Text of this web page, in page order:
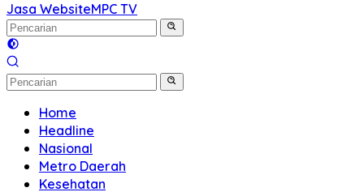
Jasa WebsiteMPC TV
Home
Headline
Nasional
Metro Daerah
Kesehatan